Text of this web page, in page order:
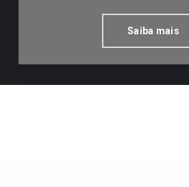
Saiba mais